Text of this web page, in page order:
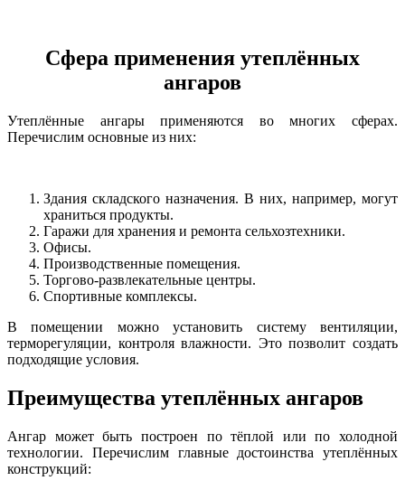
Сфера применения утеплённых
ангаров
Утеплённые ангары применяются во многих сферах.
Перечислим основные из них:
Здания складского назначения. В них, например, могут
храниться продукты.
Гаражи для хранения и ремонта сельхозтехники.
Офисы.
Производственные помещения.
Торгово-развлекательные центры.
Спортивные комплексы.
В помещении можно установить систему вентиляции,
терморегуляции, контроля влажности. Это позволит создать
подходящие условия.
Преимущества утеплённых ангаров
Ангар может быть построен по тёплой или по холодной
технологии. Перечислим главные достоинства утеплённых
конструкций: